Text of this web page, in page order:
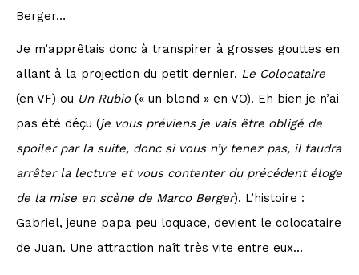
Berger…
Je m’apprêtais donc à transpirer à grosses gouttes en
allant à la projection du petit dernier, Le Colocataire
(en VF) ou Un Rubio(« un blond » en VO). Eh bien je n’ai
pas été déçu (je vous préviens je vais être obligé de
spoiler par la suite, donc si vous n’y tenez pas, il faudra
arrêter la lecture et vous contenter du précédent éloge
de la mise en scène de Marco Berger). L’histoire :
Gabriel, jeune papa peu loquace, devient le colocataire
de Juan. Une attraction naît très vite entre eux…